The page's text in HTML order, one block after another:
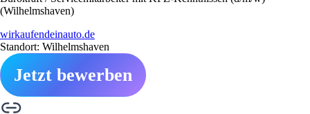
(Wilhelmshaven)
wirkaufendeinauto.de
Standort: Wilhelmshaven
Jetzt bewerben